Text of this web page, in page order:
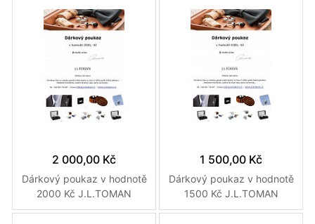
2 000,00 Kč
Dárkový poukaz v hodnotě
2000 Kč J.L.TOMAN
1 500,00 Kč
Dárkový poukaz v hodnotě
1500 Kč J.L.TOMAN